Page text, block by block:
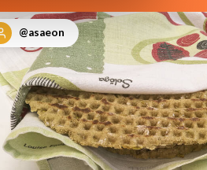
@asaeon